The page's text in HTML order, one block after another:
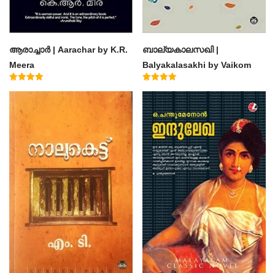
ആരാച്ചാര്‍ | Aarachar by K.R.
Meera
ബാല്യകാലസഖി |
Balyakalasakhi by Vaikom
Muhammad Basheer
4.60
out of 5